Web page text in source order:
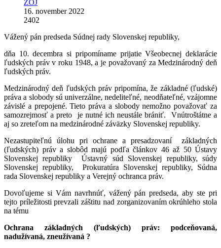
ZOJ
16. november 2022
2402
Vážený pán predseda Súdnej rady Slovenskej republiky,
dňa 10. decembra si pripomíname prijatie Všeobecnej deklarácie
ľudských práv v roku 1948, a je považovaný za Medzinárodný deň
ľudských práv.
Medzinárodný deň ľudských práv pripomína, že základné (ľudské)
práva a slobody sú univerzálne, nedeliteľné, neodňateľné, vzájomne
závislé a prepojené. Tieto práva a slobody nemožno považovať za
samozrejmosť a preto je nutné ich neustále brániť. Vnútroštátne a
aj so zreteľom na medzinárodné záväzky Slovenskej republiky.
Nezastupiteľnú úlohu pri ochrane a presadzovaní základných
(ľudských) práv a slobôd majú podľa článkov 46 až 50 Ústavy
Slovenskej republiky Ústavný súd Slovenskej republiky, súdy
Slovenskej republiky, Prokuratúra Slovenskej republiky, Súdna
rada Slovenskej republiky a Verejný ochranca práv.
Dovoľujeme si Vám navrhnúť, vážený pán predseda, aby ste pri
tejto príležitosti prevzali záštitu nad zorganizovaním okrúhleho stola
na tému
Ochrana základných (ľudských) práv: podceňovaná,
nadužívaná, zneužívaná ?